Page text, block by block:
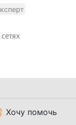
Хочу помочь